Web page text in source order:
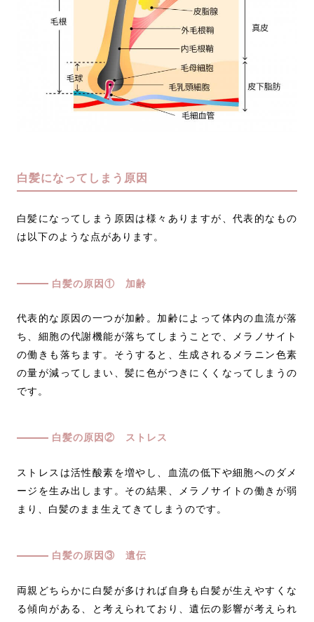
白髪になってしまう原因
白髪になってしまう原因は様々ありますが、代表的なもの
は以下のような点があります。
白髪の原因① 加齢
代表的な原因の一つが加齢。加齢によって体内の血流が落
ち、細胞の代謝機能が落ちてしまうことで、メラノサイト
の働きも落ちます。そうすると、生成されるメラニン色素
の量が減ってしまい、髪に色がつきにくくなってしまうの
です。
白髪の原因② ストレス
ストレスは活性酸素を増やし、血流の低下や細胞へのダメ
ージを生み出します。その結果、メラノサイトの働きが弱
まり、白髪のまま生えてきてしまうのです。
白髪の原因③ 遺伝
両親どちらかに白髪が多ければ自身も白髪が生えやすくな
る傾向がある、と考えられており、遺伝の影響が考えられ